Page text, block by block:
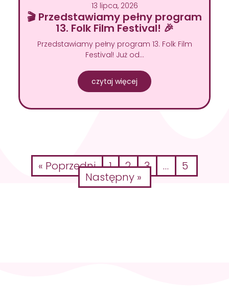
13 lipca, 2026
🎬 Przedstawiamy pełny program
13. Folk Film Festival! 🎉
Przedstawiamy pełny program 13. Folk Film
Festival! Już od…
czytaj więcej
« Poprzedni 1 2 3 … 5
Następny »